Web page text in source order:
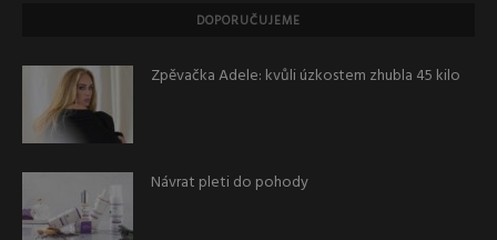
DOPORUČUJEME
Zpěvačka Adele: kvůli úzkostem zhubla 45 kilo
Návrat pleti do pohody